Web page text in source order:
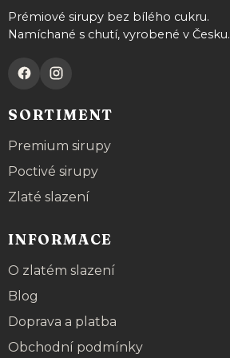
Prémiové sirupy bez bílého cukru.
Namíchané s chutí, vyrobené v Česku.
SORTIMENT
Premium sirupy
Poctivé sirupy
Zlaté slazení
INFORMACE
O zlatém slazení
Blog
Doprava a platba
Obchodní podmínky